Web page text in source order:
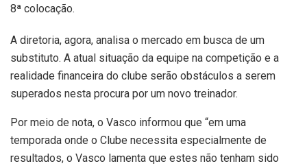
8ª colocação.
A diretoria, agora, analisa o mercado em busca de um
substituto. A atual situação da equipe na competição e a
realidade financeira do clube serão obstáculos a serem
superados nesta procura por um novo treinador.
Por meio de nota, o Vasco informou que “em uma
temporada onde o Clube necessita especialmente de
resultados, o Vasco lamenta que estes não tenham sido